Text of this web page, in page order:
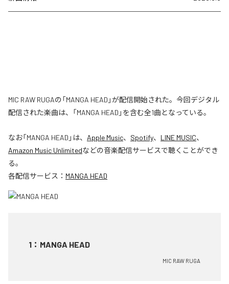
MIC RAW RUGAの「MANGA HEAD」が配信開始された。今回デジタル
配信された楽曲は、「MANGA HEAD」を含む全1曲となっている。
なお「MANGA HEAD 」は、 Apple Music、 Spotify、 LINE MUSIC、
Amazon Music Unlimitedなどの音楽配信サービスで聴くことができ
る。
各配信サービス： MANGA HEAD
1 ： MANGA HEAD
MIC RAW RUGA